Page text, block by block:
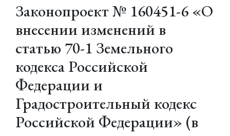
Законопроект № 160451-6 «О
внесении изменений в
статью 70-1 Земельного
кодекса Российской
Федерации и
Градостроительный кодекс
Российской Федерации» (в